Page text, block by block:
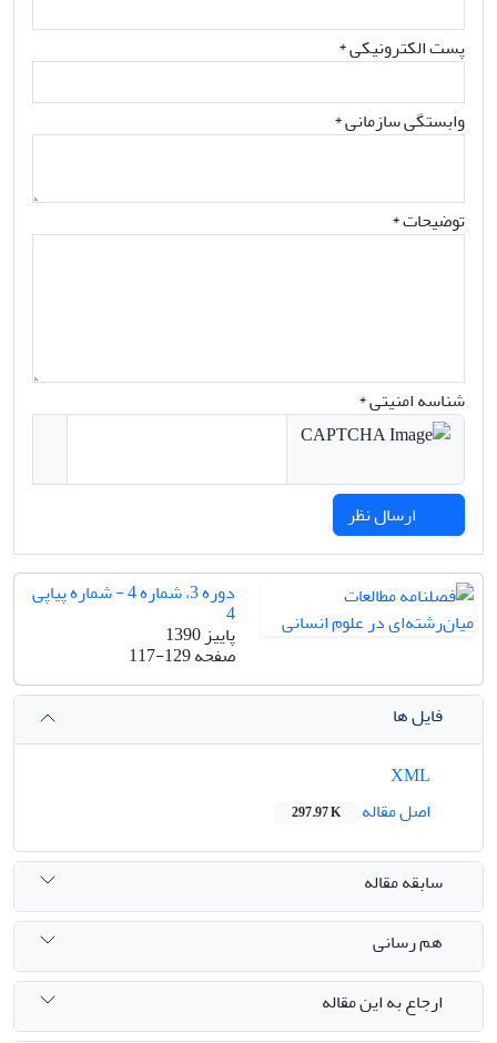
پست الکترونیکی*
وابستگی سازمانی *
توضیحات *
شناسه امنیتی *
دوره 3، شماره 4 - شماره پیاپی
4
پاییز 1390
صفحه117-129
فایل ها
اصل مقاله
297.97 K
سابقه مقاله
هم رسانی
ارجاع به این مقاله